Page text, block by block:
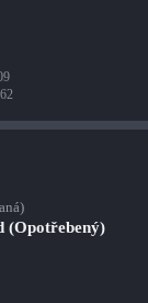
(Opotřebený)